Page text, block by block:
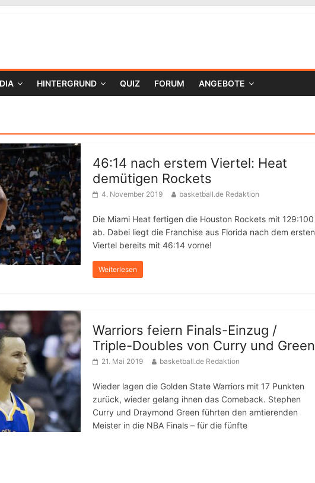
HINTERGRUND QUIZ FORUM ANGEBOTE
46:14 nach erstem Viertel: Heat
demütigen Rockets
4. November 2019 basketball.de Redaktion
Die Miami Heat fertigen die Houston Rockets mit 129:100
ab. Dabei liegt die Franchise aus Florida nach dem ersten
Viertel bereits mit 46:14 vorne!
Weiterlesen
Warriors feiern Finals-Einzug /
Triple-Doubles von Curry und Green
21. Mai 2019 basketball.de Redaktion
Wieder lagen die Golden State Warriors mit 17 Punkten
zurück, wieder gelang ihnen das Comeback. Stephen
Curry und Draymond Green führten den amtierenden
Meister in die NBA Finals – für die fünfte